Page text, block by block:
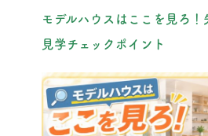
モデルハウスはここを見ろ！
見学チェックポイント